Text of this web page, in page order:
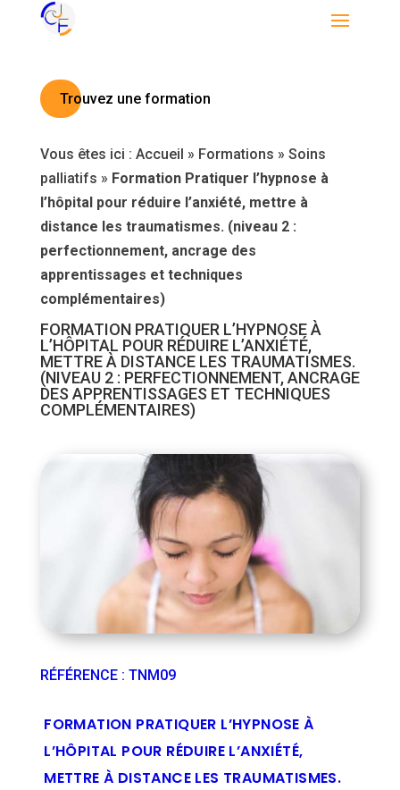
Trouvez une formation
Vous êtes ici : Accueil » Formations » Soins
palliatifs » Formation Pratiquer l’hypnose à
l’hôpital pour réduire l’anxiété, mettre à
distance les traumatismes. (niveau 2 :
perfectionnement, ancrage des
apprentissages et techniques
complémentaires)
FORMATION PRATIQUER L’HYPNOSE À
L’HÔPITAL POUR RÉDUIRE L’ANXIÉTÉ,
METTRE À DISTANCE LES TRAUMATISMES.
(NIVEAU 2 : PERFECTIONNEMENT, ANCRAGE
DES APPRENTISSAGES ET TECHNIQUES
COMPLÉMENTAIRES)
RÉFÉRENCE: TNM09
FORMATION PRATIQUER L’HYPNOSE À
L’HÔPITAL POUR RÉDUIRE L’ANXIÉTÉ,
METTRE À DISTANCE LES TRAUMATISMES.